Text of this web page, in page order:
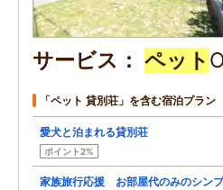
サービス ペット
「ペット 貸別荘」を含む宿泊プラン
愛犬と泊まれる貸別荘
ポイント2%
家族旅行応援 お部屋代のみのシン